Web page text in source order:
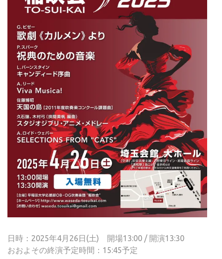
日時：2025年4月26日(土) 開場13:00 / 開演13:30
おおよその終演予定時間：15:45予定